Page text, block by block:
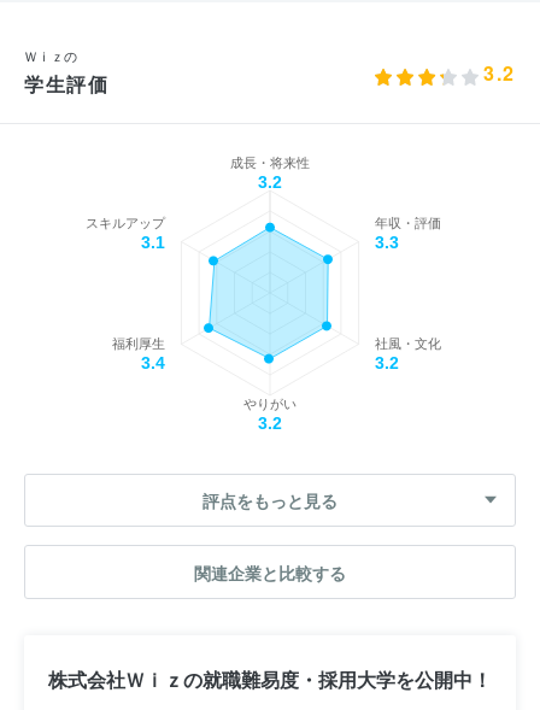
Ｗｉｚの
学生評価 3.2
成長・将来性
3.2
年収・評価
3.3
社風・文化
3.2
やりがい
3.2
福利厚生
3.4
スキルアップ
3.1
評点をもっと見る
関連企業と比較する
株式会社Ｗｉｚの就職難易度・採用大学を公開中！